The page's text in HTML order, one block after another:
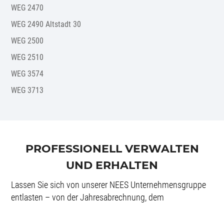
WEG 2470
WEG 2490 Altstadt 30
WEG 2500
WEG 2510
WEG 3574
WEG 3713
PROFESSIONELL VERWALTEN
UND ERHALTEN
Lassen Sie sich von unserer NEES Unternehmensgruppe
entlasten – von der Jahresabrechnung, dem